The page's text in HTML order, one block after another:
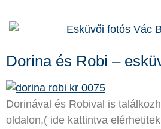
Dorina és Robi –
Dorinával és Robival is
oldalon,( ide kattintva